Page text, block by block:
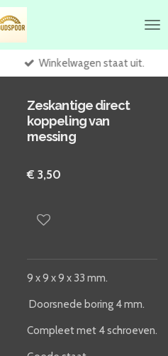
Winkelwagen staat uit.
Zeskantige direct
koppeling van
messing
€ 3,50
9 x 9 x 9 x 33 mm.
Doorsnede boring 4 mm.
Compleet met 4 schroeven.